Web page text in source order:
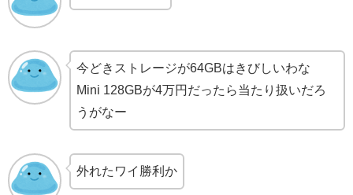
今どきストレージが64GBはきびしいわな
Mini 128GBが4万円だったら当たり扱いだろ
うがなー
外れたワイ勝利か